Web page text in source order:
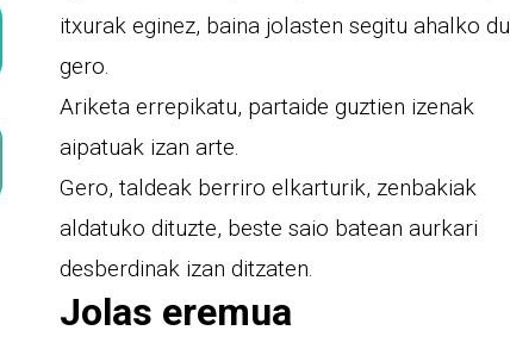
itxurak eginez, baina jolasten segitu ahalko du
gero.
Ariketa errepikatu, partaide guztien izenak
aipatuak izan arte.
Gero, taldeak berriro elkarturik, zenbakiak
aldatuko dituzte, beste saio batean aurkari
desberdinak izan ditzaten.
Jolas eremua